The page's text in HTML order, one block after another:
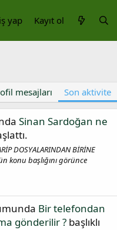
yap Kayıt ol
mesajları Son aktivite
Sinan Sardoğan ne
DOSYALARINDAN BİRİNE
konu başlığını görünce
Bir telefondan
gönderilir ? başlıklı